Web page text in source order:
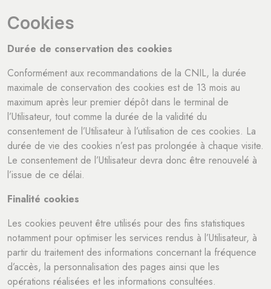
Cookies
Durée de conservation des cookies
Conformément aux recommandations de la CNIL, la durée
maximale de conservation des cookies est de 13 mois au
maximum après leur premier dépôt dans le terminal de
l’Utilisateur, tout comme la durée de la validité du
consentement de l’Utilisateur à l’utilisation de ces cookies. La
durée de vie des cookies n’est pas prolongée à chaque visite.
Le consentement de l’Utilisateur devra donc être renouvelé à
l’issue de ce délai.
Finalité cookies
Les cookies peuvent être utilisés pour des fins statistiques
notamment pour optimiser les services rendus à l’Utilisateur, à
partir du traitement des informations concernant la fréquence
d’accès, la personnalisation des pages ainsi que les
opérations réalisées et les informations consultées.